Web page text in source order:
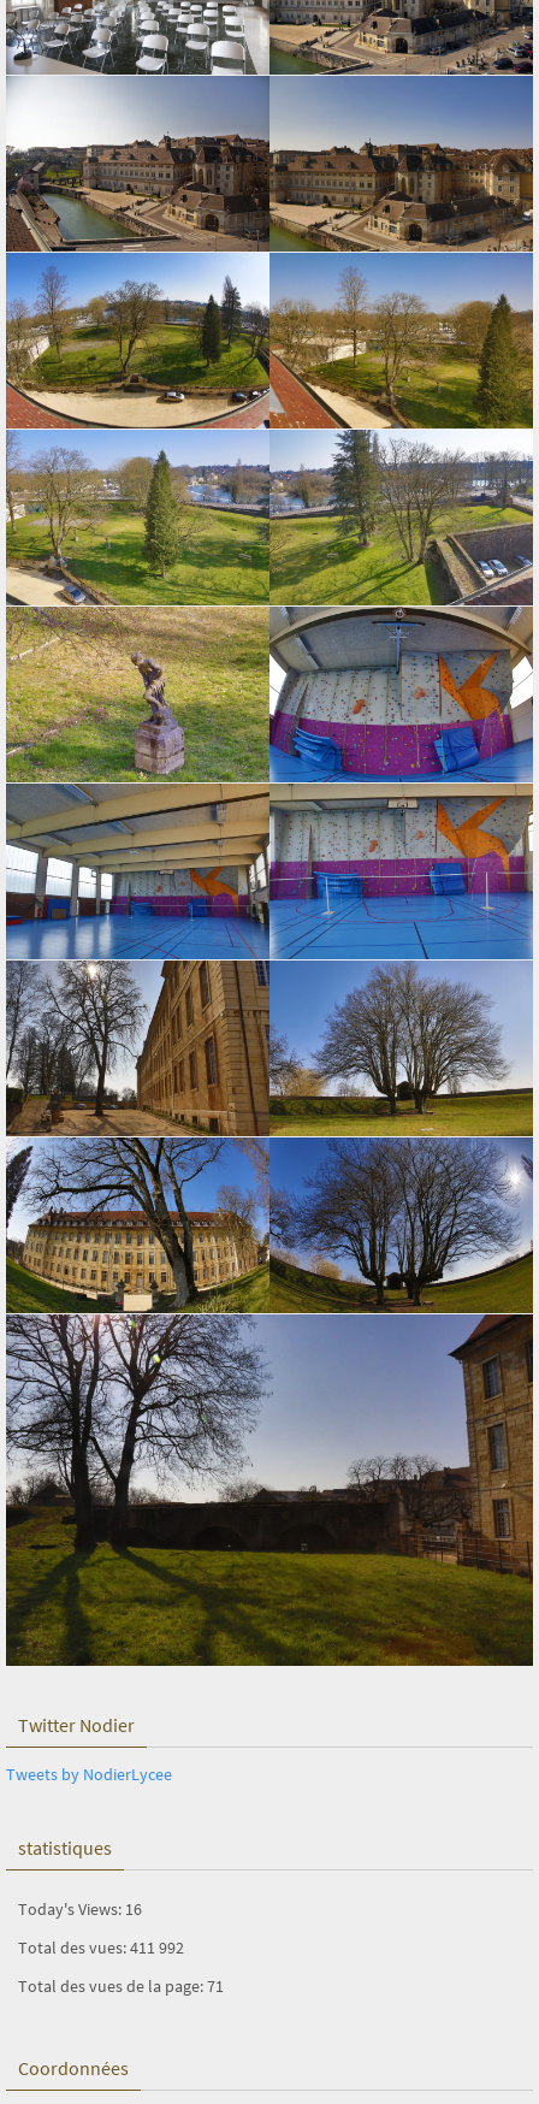
Twitter Nodier
Tweets by NodierLycee
statistiques
Today's Views: 16
Total des vues:411 992
Total des vues de la page:71
Coordonnées